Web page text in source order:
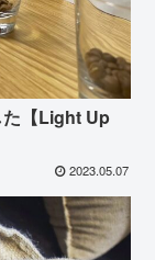
た【Light Up
2023.05.07